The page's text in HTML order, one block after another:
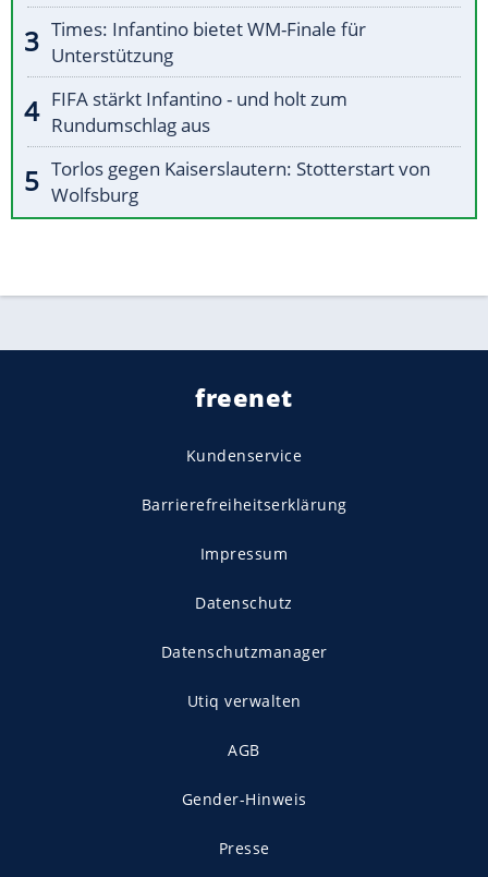
Times: Infantino bietet WM-Finale für
Unterstützung
FIFA stärkt Infantino - und holt zum
Rundumschlag aus
Torlos gegen Kaiserslautern: Stotterstart von
Wolfsburg
freenet
Kundenservice
Barrierefreiheitserklärung
Impressum
Datenschutz
Datenschutzmanager
Utiq verwalten
AGB
Gender-Hinweis
Presse